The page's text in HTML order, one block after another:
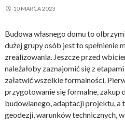
10 MARCA 2023
Budowa własnego domu to
dużej grupy osób jest to spełnienie
zrealizowania. Jeszcze przed
należałoby zaznajomić się z
załatwić wszelkie formalności.
przygotowanie się formalne, zakup
budowlanego, adaptacji projektu, a
geodezji, warunków technicznych,